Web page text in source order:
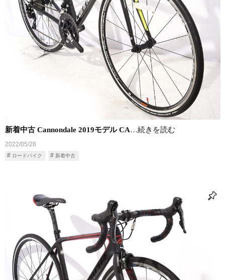
新着中古 Cannondale 2019モデル CA…続きを読む
2022/05/28
ロードバイク 新着中古